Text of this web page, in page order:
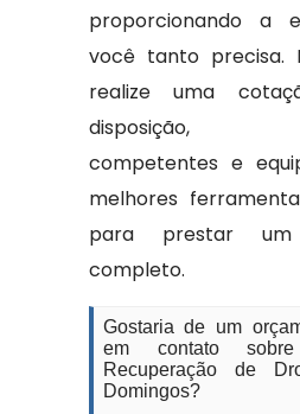
proporcionando a
você tanto precisa.
realize uma
disposição,
competentes e
melhores
para prestar um
completo.
Gostaria de um
em contato
Recuperação de
Domingos?